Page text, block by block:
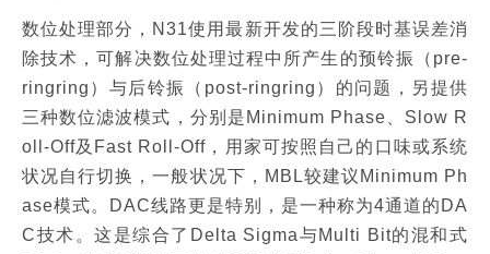
数位处理部分，N31使用最新开发的三阶段时基误差消
除技术，可解决数位处理过程中所产生的预铃振（pre-
ringring）与后铃振（post-ringring）的问题，另提供
三种数位滤波模式，分别是Minimum Phase、Slow R
oll-Off及Fast Roll-Off，用家可按照自己的口味或系统
状况自行切换，一般状况下，MBL较建议Minimum Ph
ase模式。DAC线路更是特别，是一种称为4通道的DA
C技术。这是综合了Delta Sigma与Multi Bit的混和式